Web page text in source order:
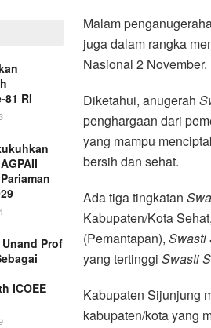
81 RI
Prof
ICOEE
Malam
juga dalam rangka
Nasional 2 November.
Diketahui, anugerah
penghargaan dari
yang mampu
bersih dan sehat.
Ada tiga tingkatan
Kabupaten/Kota
(Pemantapan), Swasti
yang tertinggi Swasti
Kabupaten Sijunjung
kabupaten/kota yang